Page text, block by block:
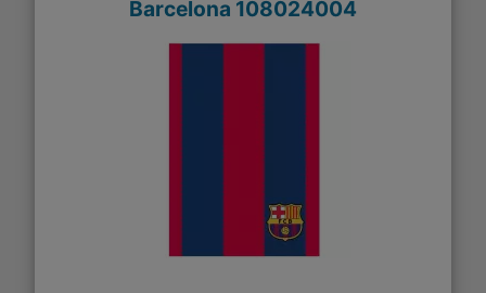
Barcelona 108024004